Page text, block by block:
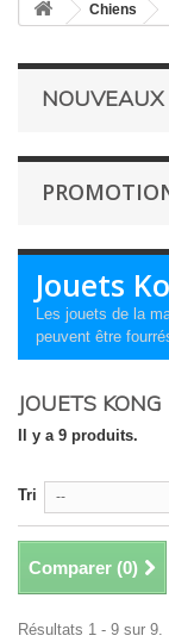
Chiens
Jouets
Les jouets de la
peuvent être
JOUETS KONG
Il y a 9 produits.
Tri --
Comparer (0)
Résultats 1 - 9 sur 9.